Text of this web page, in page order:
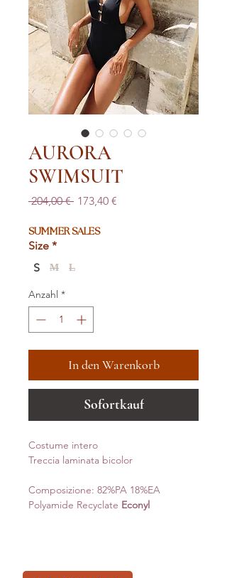
AURORA
SWIMSUIT
204,00 € Standardpreis
173,40 €
SUMMER SALES
Size *
S
M L
Anzahl *
In den Warenkorb
Sofortkauf
Costume intero
Treccia laminata bicolor
Composizione: 82%PA 18%EA
Polyamide Recyclate Econyl